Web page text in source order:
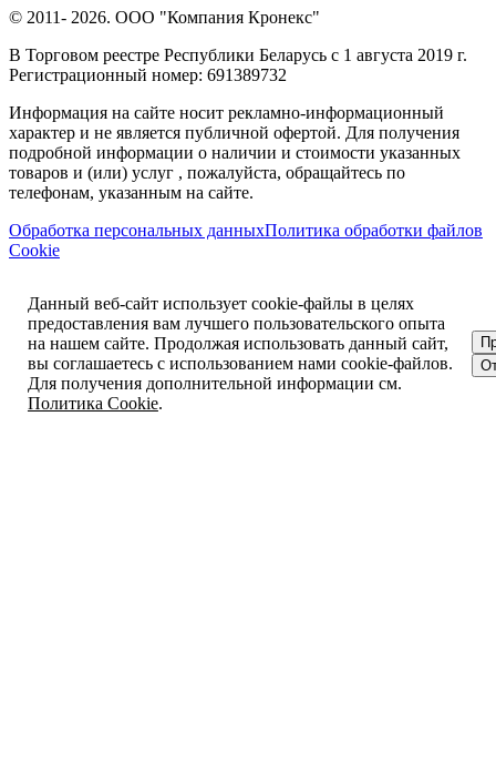
© 2011- 2026. ООО "Компания Кронекс"
В Торговом реестре Республики Беларусь с 1 августа 2019 г.
Регистрационный номер: 691389732
Информация на сайте носит рекламно-информационный
характер и не является публичной офертой. Для получения
подробной информации о наличии и стоимости указанных
товаров и (или) услуг , пожалуйста, обращайтесь по
телефонам, указанным на сайте.
Обработка персональных данныхПолитика обработки файлов
Cookie
Данный веб-сайт использует cookie-файлы в целях
предоставления вам лучшего пользовательского опыта
на нашем сайте. Продолжая использовать данный сайт,
вы соглашаетесь с использованием нами cookie-файлов.
Для получения дополнительной информации см.
Политика Cookie.